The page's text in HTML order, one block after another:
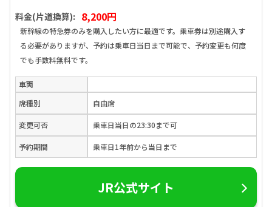
料金(片道換算): 8,200円
新幹線の特急券のみを購入したい方に最適です。乗車券は別途購入す
る必要がありますが、予約は乗車日当日まで可能で、予約変更も何度
でも手数料無料です。
車両
席種別
自由席
変更可否 乗車日当日の23:30まで可
予約期間 乗車日1年前から当日まで
JR公式サイト